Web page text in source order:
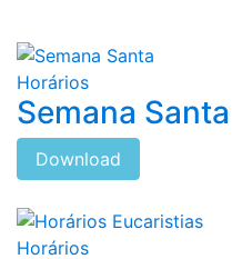
Horários
Semana Santa
Download
Horários